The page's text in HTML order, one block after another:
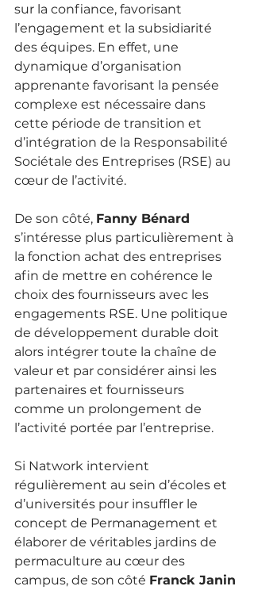
sur la confiance, favorisant
l’engagement et la subsidiarité
des équipes. En effet, une
dynamique d’organisation
apprenante favorisant la pensée
complexe est nécessaire dans
cette période de transition et
d’intégration de la Responsabilité
Sociétale des Entreprises (RSE) au
cœur de l’activité.
De son côté, Fanny Bénard
s’intéresse plus particulièrement à
la fonction achat des entreprises
afin de mettre en cohérence le
choix des fournisseurs avec les
engagements RSE. Une politique
de développement durable doit
alors intégrer toute la chaîne de
valeur et par considérer ainsi les
partenaires et fournisseurs
comme un prolongement de
l’activité portée par l’entreprise.
Si Natwork intervient
régulièrement au sein d’écoles et
d’universités pour insuffler le
concept de Permanagement et
élaborer de véritables jardins de
permaculture au cœur des
campus, de son côté Franck Janin